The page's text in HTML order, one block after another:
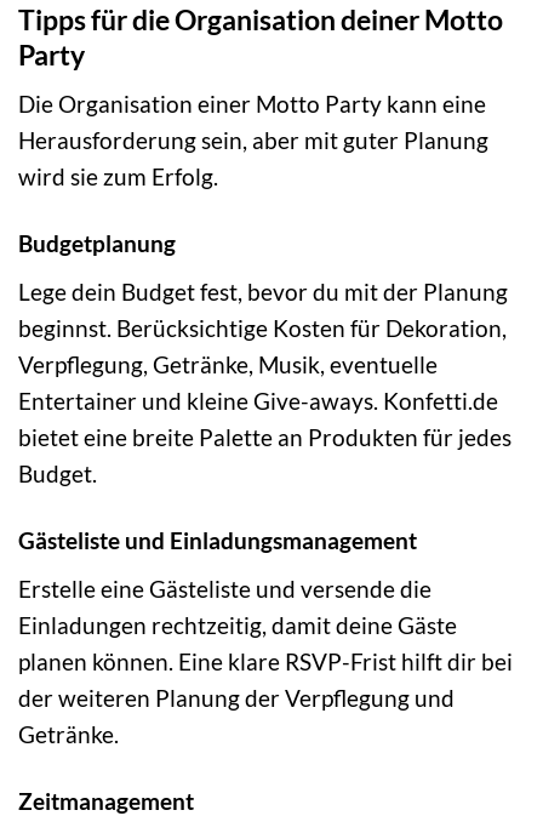
Tipps für die Organisation deiner Motto
Party
Die Organisation einer Motto Party kann eine
Herausforderung sein, aber mit guter Planung
wird sie zum Erfolg.
Budgetplanung
Lege dein Budget fest, bevor du mit der Planung
beginnst. Berücksichtige Kosten für Dekoration,
Verpflegung, Getränke, Musik, eventuelle
Entertainer und kleine Give-aways. Konfetti.de
bietet eine breite Palette an Produkten für jedes
Budget.
Gästeliste und Einladungsmanagement
Erstelle eine Gästeliste und versende die
Einladungen rechtzeitig, damit deine Gäste
planen können. Eine klare RSVP-Frist hilft dir bei
der weiteren Planung der Verpflegung und
Getränke.
Zeitmanagement